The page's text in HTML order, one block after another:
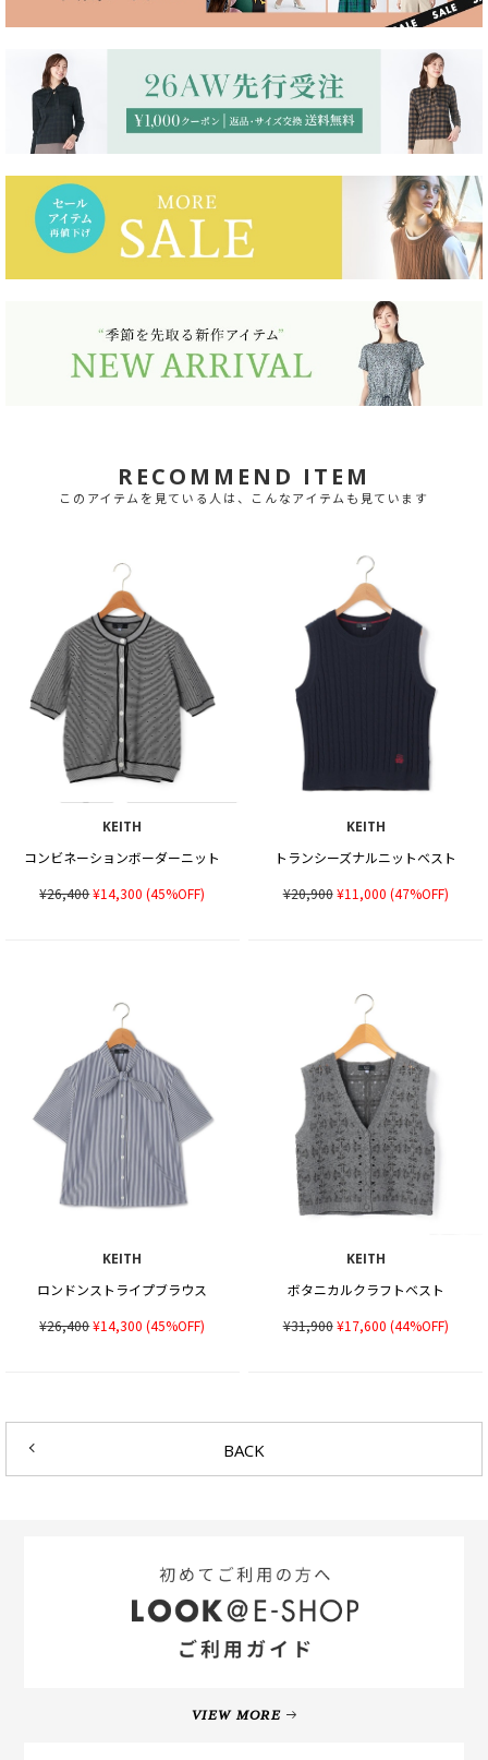
RECOMMEND ITEM
このアイテムを見ている人は、こんなアイテムも見ています
KEITH
コンビネーションボーダーニット
¥26,400¥14,300 (45%OFF)
KEITH
トランシーズナルニットベスト
¥20,900¥11,000 (47%OFF)
KEITH
ロンドンストライプブラウス
¥26,400¥14,300 (45%OFF)
KEITH
ボタニカルクラフトベスト
¥31,900¥17,600 (44%OFF)
BACK
VIEW MORE